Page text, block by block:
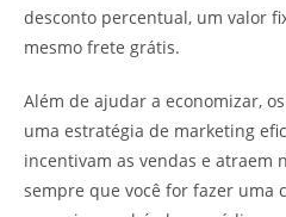
desconto percentual, um valor
mesmo frete grátis.
Além de ajudar a economizar,
uma estratégia de marketing
incentivam as vendas e atraem
sempre que você for fazer uma